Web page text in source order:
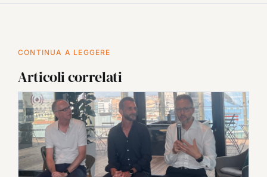
CONTINUA A LEGGERE
Articoli correlati